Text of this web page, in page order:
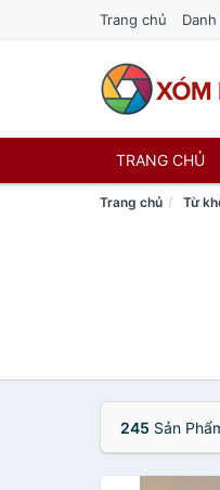
Trang chủ
TRANG CHỦ
Trang chủ Từ
245 Sản